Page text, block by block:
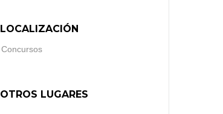
LOCALIZACIÓN
Concursos
OTROS LUGARES